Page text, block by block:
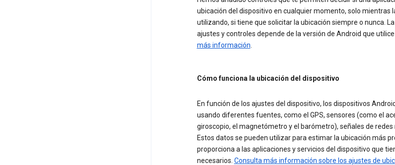
ubicación del dispositivo en cualquier momento, solo mientras
utilizando, si tiene que solicitar la ubicación siempre o nunca.
ajustes y controles depende de la versión de Android que
más información
Cómo funciona la ubicación del dispositivo
En función de los ajustes del dispositivo, los dispositivos
usando diferentes fuentes, como el GPS, sensores (como el
giroscopio, el magnetómetro y el barómetro), señales de redes
Estos datos se pueden utilizar para estimar la ubicación más
proporciona a las aplicaciones y servicios del dispositivo que
necesarios. Consulta más información sobre los ajustes de